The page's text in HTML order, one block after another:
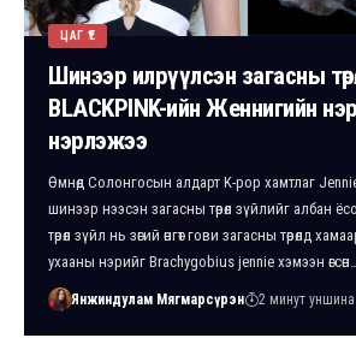
ЦАГ ҮЕ
Шинээр илрүүлсэн загасны
BLACKPINK-ийн Женнигийн
нэрлэжээ
Өмнөд Солонгосын алдарт K-pop хамтлаг
шинээр нээсэн загасны төрөл зүйлийг албан
төрөл зүйл нь зөгий өнгөт гови загасны төрөлд
ухааны нэрийг Brachygobius jennie хэмээн
Янжиндулам Мягмарсүрэн 2 минут уншина